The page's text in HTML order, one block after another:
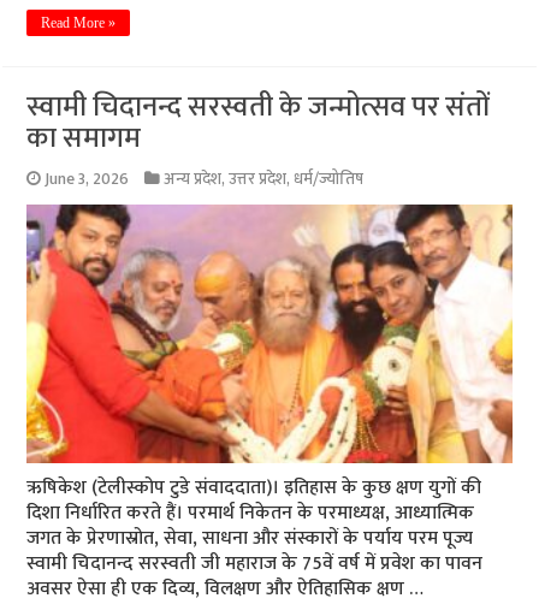
Read More »
स्वामी चिदानन्द सरस्वती के जन्मोत्सव पर संतों
का समागम
June 3, 2026 अन्य प्रदेश,उत्तर प्रदेश, धर्म/ज्योतिष
ऋषिकेश (टेलीस्कोप टुडे संवाददाता)। इतिहास के कुछ क्षण युगों की
दिशा निर्धारित करते हैं। परमार्थ निकेतन के परमाध्यक्ष, आध्यात्मिक
जगत के प्रेरणास्रोत, सेवा, साधना और संस्कारों के पर्याय परम पूज्य
स्वामी चिदानन्द सरस्वती जी महाराज के 75वें वर्ष में प्रवेश का पावन
अवसर ऐसा ही एक दिव्य, विलक्षण और ऐतिहासिक क्षण …